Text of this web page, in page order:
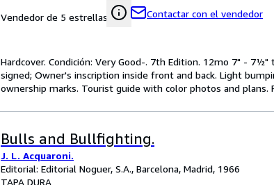
Vendedor de 5 estrellas
Contactar con el vendedor
Hardcover. Condición: Very Good-. 7th Edition. 12mo 7" -
signed; Owner's inscription inside front and back. Light
ownership marks. Tourist guide with color photos and plans.
Bulls and Bullfighting.
J. L. Acquaroni.
Editorial: Editorial Noguer, S.A., Barcelona, Madrid, 1966
TAPA DURA